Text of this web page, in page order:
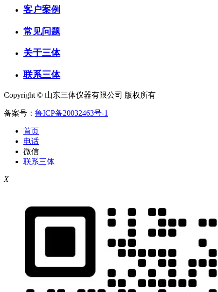
客户案例
常见问题
关于三体
联系三体
Copyright © 山东三体仪器有限公司 版权所有
备案号： 鲁ICP备20032463号-1
首页
电话
微信
联系三体
X